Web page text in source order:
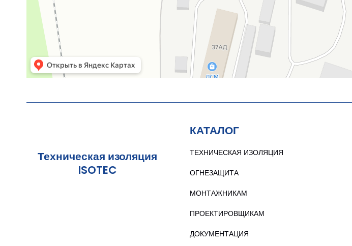
Техническая изоляция
ISOTEC
КАТАЛОГ
ТЕХНИЧЕСКАЯ ИЗОЛЯЦИЯ
ОГНЕЗАЩИТА
МОНТАЖНИКАМ
ПРОЕКТИРОВЩИКАМ
ДОКУМЕНТАЦИЯ